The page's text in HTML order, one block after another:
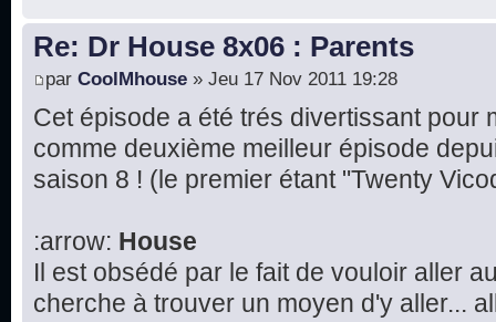
Re: Dr House 8x06 : Parents
par CoolMhouse » Jeu 17 Nov 2011 19:28
Cet épisode a été trés divertissant pour
comme deuxième meilleur épisode
saison 8 ! (le premier étant "Twenty
:arrow: House
Il est obsédé par le fait de vouloir aller
cherche à trouver un moyen d'y aller...